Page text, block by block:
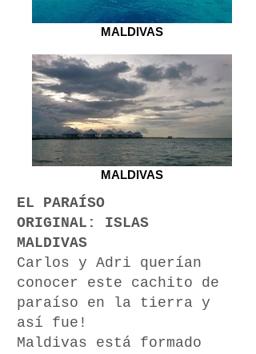
EL PARAÍSO
ORIGINAL: ISLAS
MALDIVAS
Carlos y Adri querían
conocer este cachito de
paraíso en la tierra y
así fue!
Maldivas está formado
MALDIVAS
MALDIVAS